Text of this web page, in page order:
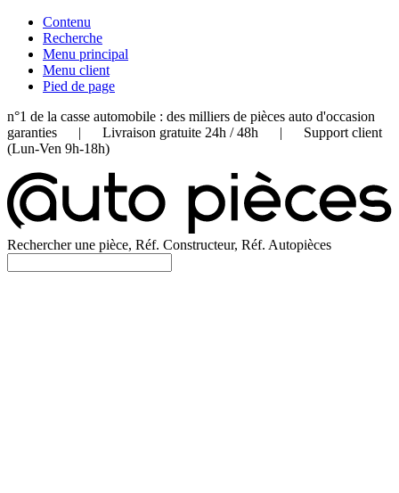
Contenu
Recherche
Menu principal
Menu client
Pied de page
n°1 de la casse automobile : des milliers de pièces auto d'occasion
garanties | Livraison gratuite 24h / 48h | Support client
(Lun-Ven 9h-18h)
Rechercher une pièce, Réf. Constructeur, Réf. Autopièces